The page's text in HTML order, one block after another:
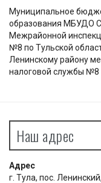
Муниципальное
образования МБУДО
Межрайонной
№8 по Тульской
Ленинскому району
налоговой службы №8
Наш адрес
Адрес
г. Тула, пос.